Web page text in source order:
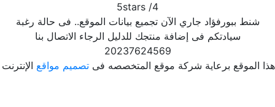
/
5stars
شنط ببورفؤاد جاري الآن تجميع بيانات الموقع.. فى حالة رغبة
سيادتكم فى إضافة منتجك للدليل الرجاء الاتصال بنا
20237624569
الموقع برعاية شركة موقع المتخصصه فىتصميم مواقعالإنترنت